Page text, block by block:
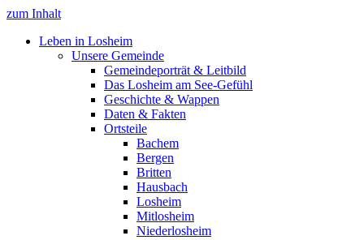
zum Inhalt
Leben in Losheim
Unsere Gemeinde
Gemeindeporträt & Leitbild
Das Losheim am See-Gefühl
Geschichte & Wappen
Daten & Fakten
Ortsteile
Bachem
Bergen
Britten
Hausbach
Losheim
Mitlosheim
Niederlosheim